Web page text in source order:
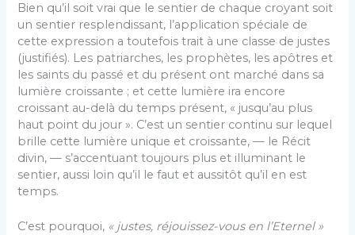
Bien qu’il soit vrai que le sentier de chaque croyant soit
un sentier resplendissant, l’application spéciale de
cette expression a toutefois trait à une classe de justes
(justifiés). Les patriarches, les prophètes, les apôtres et
les saints du passé et du présent ont marché dans sa
lumière croissante ; et cette lumière ira encore
croissant au-delà du temps présent, « jusqu’au plus
haut point du jour ». C’est un sentier continu sur lequel
brille cette lumière unique et croissante, — le Récit
divin, — s’accentuant toujours plus et illuminant le
sentier, aussi loin qu’il le faut et aussitôt qu’il en est
temps.
C’est pourquoi, « justes, réjouissez-vous en l’Eternel »